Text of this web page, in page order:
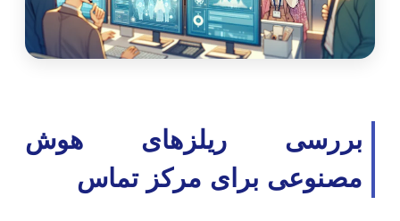
بررسی ریلزهای هوش
مصنوعی برای مرکز تماس